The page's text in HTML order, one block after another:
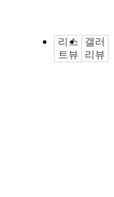
리스
트뷰
갤러
리뷰